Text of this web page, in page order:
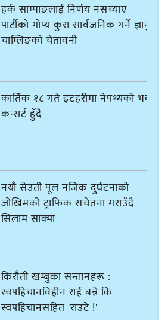
हर्क साम्पाङलाई निर्णय नसच्याए
पार्टीको गोप्य कुरा सार्वजनिक गर्ने ज्ञानु
चाम्लिङको चेतावनी
कार्तिक १८ गते इटहरीमा नेपथ्यको भव्य
कन्सर्ट हुँदै
नयाँ सेउती पूल नजिक दुर्घटनाको
जोखिमको ट्राफिक सचेतना गराउँदै
सिलाम साक्मा
किराँती खम्बुका सन्तानहरू :
स्वपहिचानविहीन राई बन्ने कि
स्वपहिचानसहित 'राउटे !'